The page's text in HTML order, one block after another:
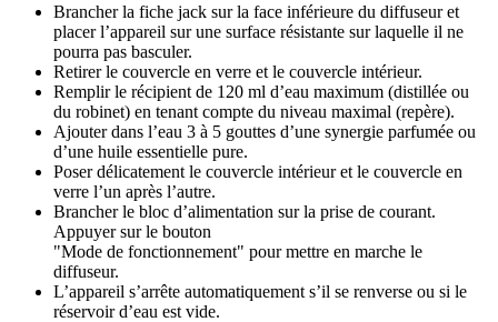
Brancher la fiche jack sur la face inférieure du diffuseur et
placer l’appareil sur une surface résistante sur laquelle il ne
pourra pas basculer.
Retirer le couvercle en verre et le couvercle intérieur.
Remplir le récipient de 120 ml d’eau maximum (distillée ou
du robinet) en tenant compte du niveau maximal (repère).
Ajouter dans l’eau 3 à 5 gouttes d’une synergie parfumée ou
d’une huile essentielle pure.
Poser délicatement le couvercle intérieur et le couvercle en
verre l’un après l’autre.
Brancher le bloc d’alimentation sur la prise de courant.
Appuyer sur le bouton
"Mode de fonctionnement" pour mettre en marche le
diffuseur.
L’appareil s’arrête automatiquement s’il se renverse ou si le
réservoir d’eau est vide.